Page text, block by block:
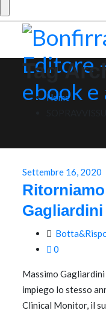
Tag
Home
Settembre 16, 2020
Gagliardini
0
Massimo
impiego lo stesso
Clinical Monitor, il